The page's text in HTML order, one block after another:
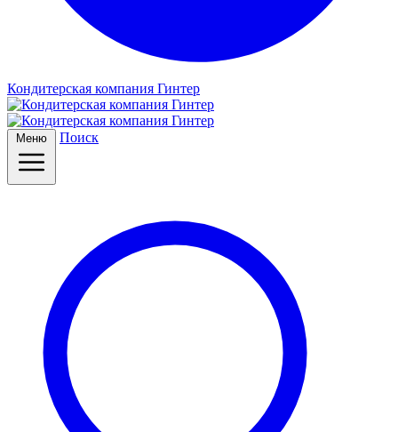
Кондитерская компания Гинтер
Меню Поиск